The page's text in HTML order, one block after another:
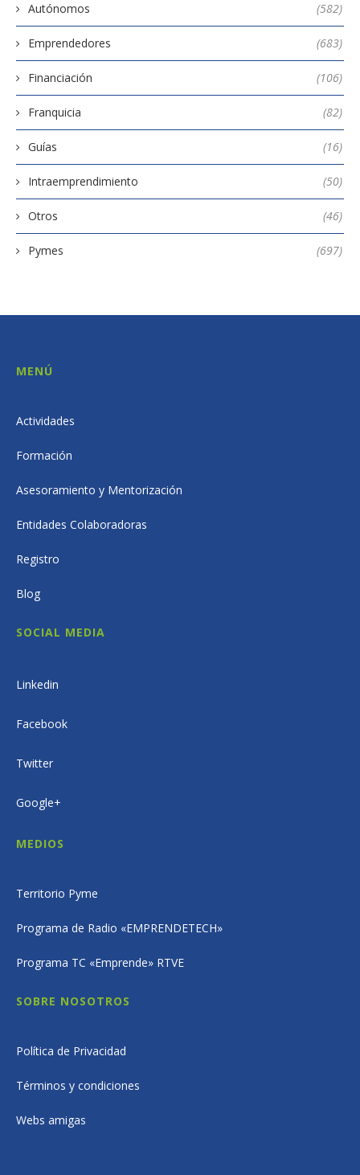
Autónomos (582)
Emprendedores (683)
Financiación (106)
Franquicia (82)
Guías (16)
Intraemprendimiento (50)
Otros (46)
Pymes (697)
MENÚ
Actividades
Formación
Asesoramiento y Mentorización
Entidades Colaboradoras
Registro
Blog
SOCIAL MEDIA
Linkedin
Facebook
Twitter
Google+
MEDIOS
Territorio Pyme
Programa de Radio «EMPRENDETECH»
Programa TC «Emprende» RTVE
SOBRE NOSOTROS
Política de Privacidad
Términos y condiciones
Webs amigas